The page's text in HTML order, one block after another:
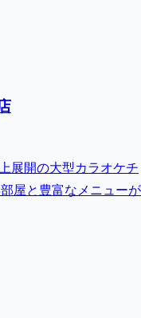
展開の大型カラオケチ
屋と豊富なメニューが